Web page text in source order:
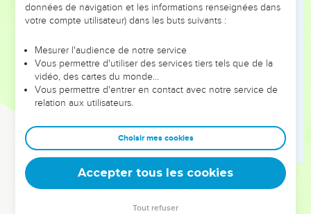
et battirent ce peuple.
Ils démolirent les villes, ils jetèrent chacun des pierres
dans tous les bons champs jusqu’à les en remplir, ils
bouchèrent toutes les sources d'eau et ils abattirent tous les
bons arbres. Il ne resta plus que Kir-Haréseth et ses pierres,
mais les soldats armés de frondes l'encerclèrent et la
battirent.
Voyant qu'il avait le dessous dans le combat, le roi de
Moab prit avec lui 700 hommes armés d'épées pour se frayer
un passage jusqu'au roi d'Edom, mais ils n'y parvinrent pas.
Il prit alors son fils aîné, celui qui devait devenir roi à sa
place, et l'offrit en holocauste sur la muraille. Les Israélites
données de navigation et les informations renseignées dans
votre compte utilisateur) dans les buts suivants :
Mesurer l'audience de notre service
Vous permettre d'utiliser des services tiers tels que de la
vidéo, des cartes du monde…
Vous permettre d'entrer en contact avec notre service de
relation aux utilisateurs.
Choisir mes cookies
Accepter tous les cookies
Tout refuser